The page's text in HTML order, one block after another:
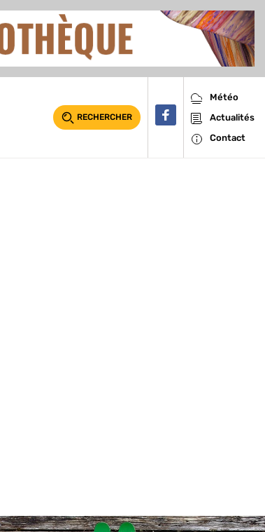
RECHERCHER
Météo
Actualités
Contact